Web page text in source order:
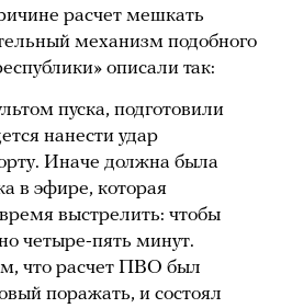
расчет мешкать
механизм подобного
описали так:
пуска, подготовили
нанести удар
Иначе должна была
в эфире, которая
выстрелить: чтобы
четыре-пять минут.
что расчет ПВО был
поражать, и состоял